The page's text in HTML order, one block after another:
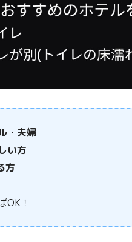
・夫婦
い方
方
OK！